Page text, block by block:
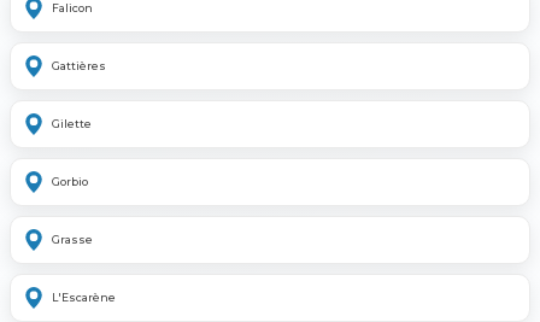
Falicon
Gattières
Gilette
Gorbio
Grasse
L'Escarène